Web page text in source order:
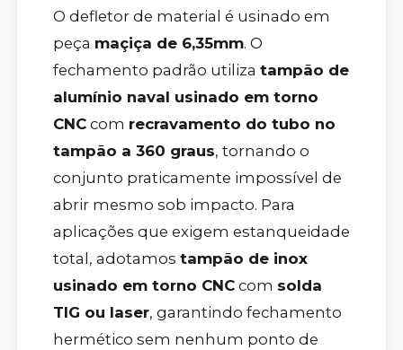
O defletor de material é usinado em
peça maçiça de 6,35mm. O
fechamento padrão utiliza tampão de
alumínio naval usinado em torno
CNCcom recravamento do tubo no
tampão a 360 graus, tornando o
conjunto praticamente impossível de
abrir mesmo sob impacto. Para
aplicações que exigem estanqueidade
total, adotamos tampão de inox
usinado em torno CNCcom solda
TIG ou laser, garantindo fechamento
hermético sem nenhum ponto de